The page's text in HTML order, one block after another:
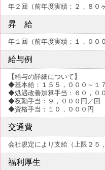
年２回（前年度実績：２，８０
昇 給
年１回（前年度実績：１，００
給与例
【給与の詳細について】
◆基本給：１５５，０００～１
◆処遇改善加算手当：６０，０
◆夜勤手当：９，０００円／回
◆資格手当：１０，０００円
交通費
会社規定により支給（上限２５
福利厚生